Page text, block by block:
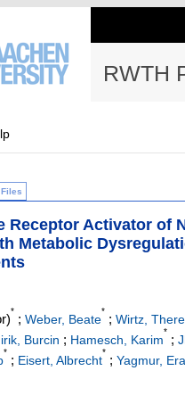
RWTH
Files
Receptor Activator of
Metabolic
*
; Weber, Beate
*
; Wirtz,
Burcin ; Hamesch, Karim
*
;
*
; Eisert, Albrecht
*
; Yagmur,